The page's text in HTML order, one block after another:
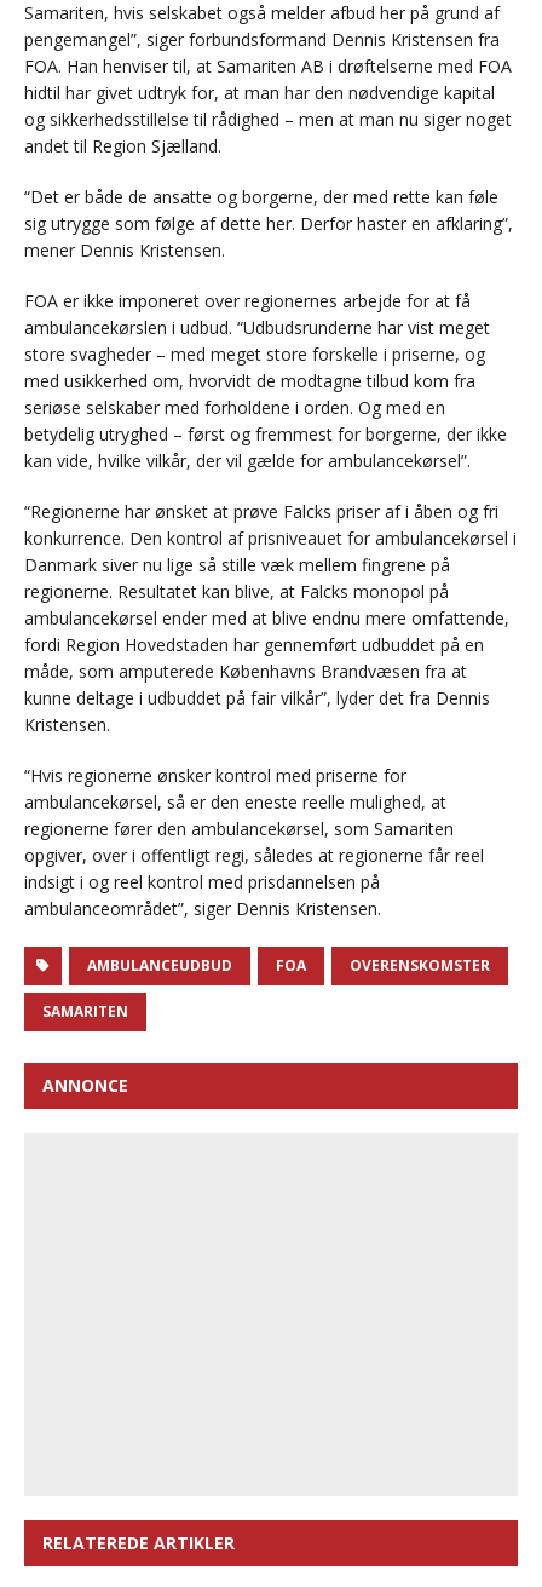
Samariten, hvis selskabet også melder afbud her på grund af
pengemangel”, siger forbundsformand Dennis Kristensen fra
FOA. Han henviser til, at Samariten AB i drøftelserne med FOA
hidtil har givet udtryk for, at man har den nødvendige kapital
og sikkerhedsstillelse til rådighed – men at man nu siger noget
andet til Region Sjælland.
“Det er både de ansatte og borgerne, der med rette kan føle
sig utrygge som følge af dette her. Derfor haster en afklaring”,
mener Dennis Kristensen.
FOA er ikke imponeret over regionernes arbejde for at få
ambulancekørslen i udbud. “Udbudsrunderne har vist meget
store svagheder – med meget store forskelle i priserne, og
med usikkerhed om, hvorvidt de modtagne tilbud kom fra
seriøse selskaber med forholdene i orden. Og med en
betydelig utryghed – først og fremmest for borgerne, der ikke
kan vide, hvilke vilkår, der vil gælde for ambulancekørsel”.
“Regionerne har ønsket at prøve Falcks priser af i åben og fri
konkurrence. Den kontrol af prisniveauet for ambulancekørsel i
Danmark siver nu lige så stille væk mellem fingrene på
regionerne. Resultatet kan blive, at Falcks monopol på
ambulancekørsel ender med at blive endnu mere omfattende,
fordi Region Hovedstaden har gennemført udbuddet på en
måde, som amputerede Københavns Brandvæsen fra at
kunne deltage i udbuddet på fair vilkår”, lyder det fra Dennis
Kristensen.
“Hvis regionerne ønsker kontrol med priserne for
ambulancekørsel, så er den eneste reelle mulighed, at
regionerne fører den ambulancekørsel, som Samariten
opgiver, over i offentligt regi, således at regionerne får reel
indsigt i og reel kontrol med prisdannelsen på
ambulanceområdet”, siger Dennis Kristensen.
AMBULANCEUDBUD FOA OVERENSKOMSTER
SAMARITEN
ANNONCE
RELATEREDE ARTIKLER